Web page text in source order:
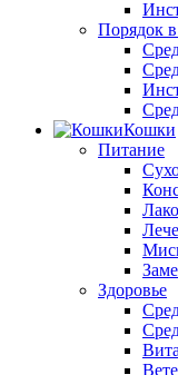
Порядок
Кошки
Питание
Здоровье